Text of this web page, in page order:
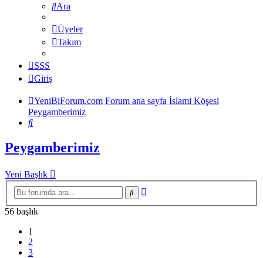
Ara
Üyeler
Takım
SSS
Giriş
YeniBiForum.com Forum ana sayfa İslami Köşesi
Peygamberimiz
Ara
Peygamberimiz
Yeni Başlık
Ara
56 başlık
1
2
3